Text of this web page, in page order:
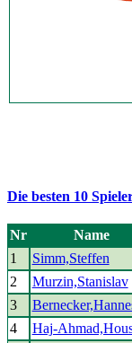
Die besten 10
Nr Name
1
Simm,Steffen
2
Murzin,Stanislav
3
4
Haj-